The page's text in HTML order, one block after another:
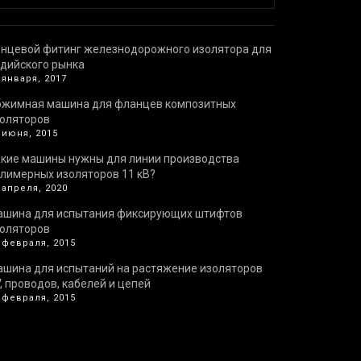
фитинг железнодорожного изолятора для
рынка
января, 2017
машина для фланцев композитных
июня, 2015
машины нужны для линии производства
изоляторов 11 кВ?
апреля, 2020
для испытания фиксирующих штифтов
февраля, 2015
для испытаний на растяжение изоляторов
проводов, кабелей и цепей
февраля, 2015